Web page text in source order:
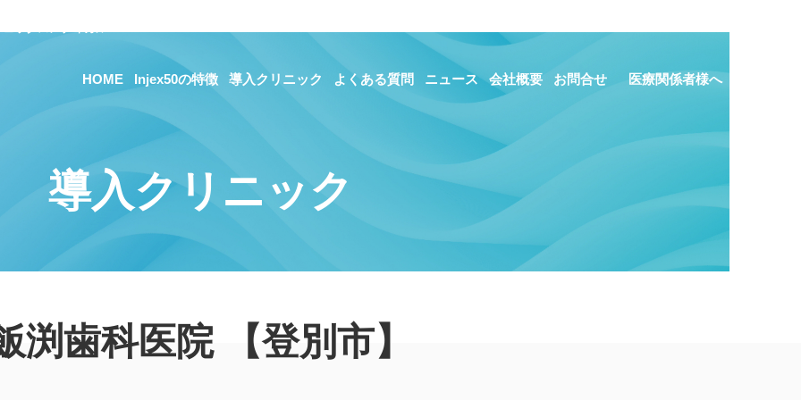
HOME Injex50の特徴 導入クリニック よくある質問 ニュース 会社概要 お問合せ 医療関係者様へ
導入クリニック
渕歯科医院 【登別市】